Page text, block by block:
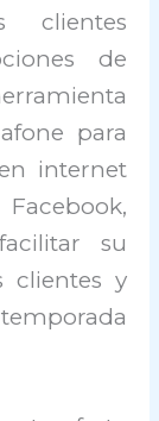
clientes
de
para
internet
su
clientes y